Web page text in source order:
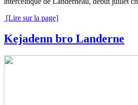
[Lire sur la page]
Kejadenn bro Landerne